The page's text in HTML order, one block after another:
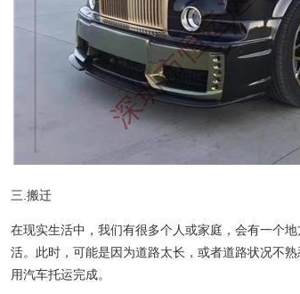
三.搬迁
在现实生活中，我们有很多个人或家庭，会有一个
活。此时，可能是因为道路太长，或者道路状况不
用汽车托运完成。